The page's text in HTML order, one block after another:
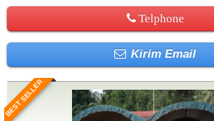
Telphone
Kirim Email
BEST SELLER